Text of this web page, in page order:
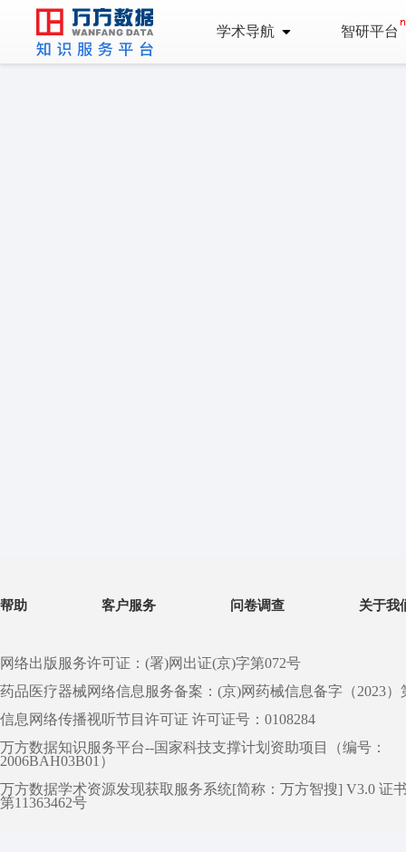
学术导航 智研平台
帮助 客户服务 问卷调查 关于我
网络出版服务许可证：(署)网出证(京)字第072号
药品医疗器械网络信息服务备案：(京)网药械信息备字（2023）
信息网络传播视听节目许可证 许可证号：0108284
万方数据知识服务平台--国家科技支撑计划资助项目（编号：
2006BAH03B01）
万方数据学术资源发现获取服务系统[简称：万方智搜] V3.0 证
第11363462号